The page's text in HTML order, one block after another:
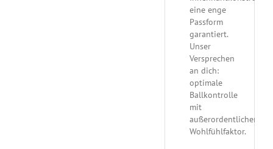
eine enge
Passform
garantiert.
Unser
Versprechen
an dich:
optimale
Ballkontrolle
mit
außerordentlichem
Wohlfühlfaktor.